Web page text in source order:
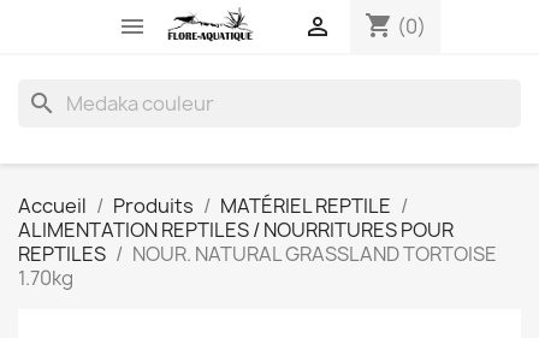
 shopping_cart (0)

search
Accueil Produits
MATÉRIEL REPTILE
ALIMENTATION REPTILES / NOURRITURES POUR
REPTILES
NOUR. NATURAL GRASSLAND TORTOISE
1.70kg